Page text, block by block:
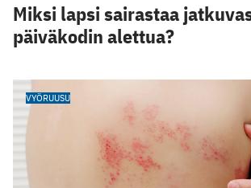
Miksi lapsi sairastaa
päiväkodin alettua?
VYÖRUUSU